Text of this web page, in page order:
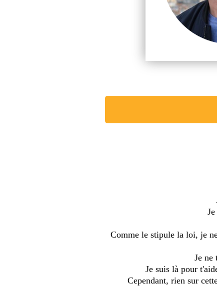
Comme le stipule la loi, je
Je ne
Je suis là pour
Cependant, rien sur